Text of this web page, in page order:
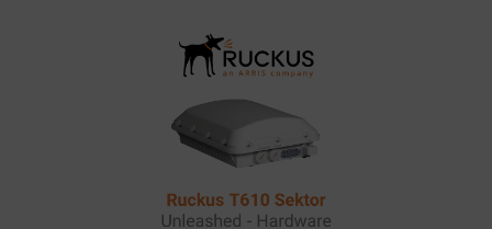
Engine und SCI-Netzwerkanalyse.